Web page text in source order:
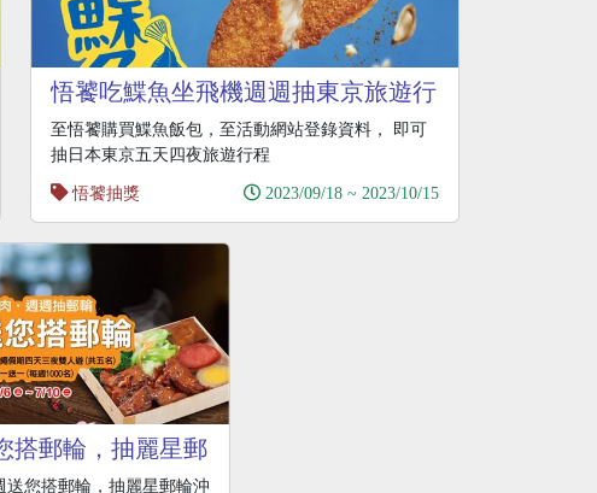
悟饕吃鰈魚坐飛機週週抽東京旅遊行
程
至悟饕購買鰈魚飯包，至活動網站登錄資料， 即可
抽日本東京五天四夜旅遊行程
悟饕抽獎
2023/09/18 ~ 2023/10/15
搭郵輪，抽麗星郵
夜雙人遊
送您搭郵輪，抽麗星郵輪沖